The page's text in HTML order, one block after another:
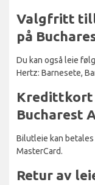
Valgfritt
på
Du kan også leie
Hertz: Barnesete,
Kredittkort
Bucharest
Bilutleie kan
MasterCard.
Retur av